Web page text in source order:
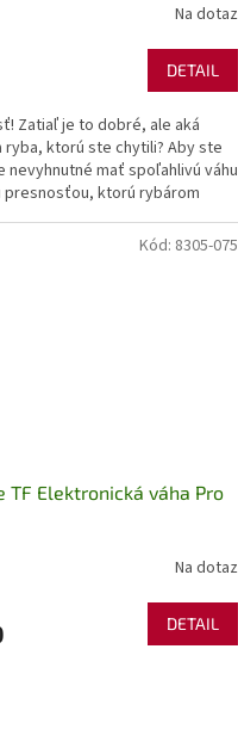
Na dotaz
DETAIL
Zatiaľ je to dobré, ale aká
ryba, ktorú ste chytili? Aby ste
nevyhnutné mať spoľahlivú váhu
presnosťou, ktorú rybárom
TF Elektronická váha Pro
Na dotaz
DETAIL
Kód: 8305-075